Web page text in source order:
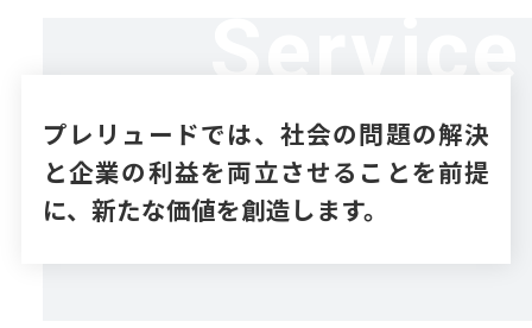
Service
プレリュードでは、社会の問題の解決
と企業の利益を両立させることを前提
に、新たな価値を創造します。